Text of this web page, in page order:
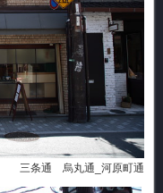
三条通 烏丸通_河原町通